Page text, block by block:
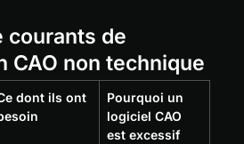
courants de
CAO non technique
dont ils ont
Pourquoi un
logiciel CAO
est excessif